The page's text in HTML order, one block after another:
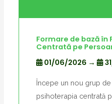
Formare de bază în
Centrată pe
01/06/2026 →
Începe un nou grup
psihoterapia centrată